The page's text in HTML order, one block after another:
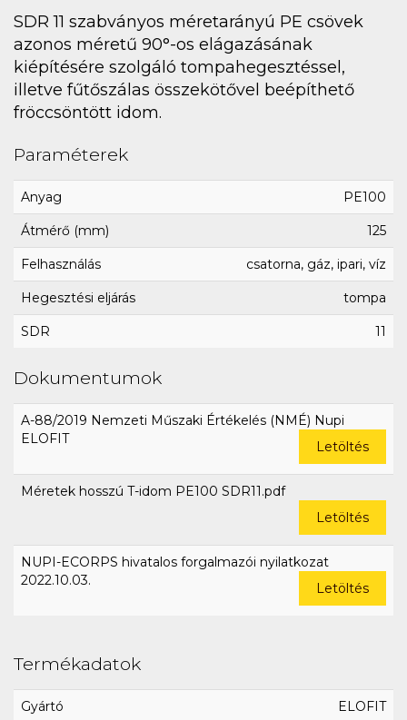
SDR 11 szabványos méretarányú PE csövek
azonos méretű 90°-os elágazásának
kiépítésére szolgáló tompahegesztéssel,
illetve fűtőszálas összekötővel beépíthető
fröccsöntött idom.
Paraméterek
Anyag PE100
Átmérő (mm) 125
Felhasználás csatorna, gáz, ipari, víz
Hegesztési eljárás tompa
SDR 11
Dokumentumok
A-88/2019 Nemzeti Műszaki Értékelés (NMÉ) Nupi
ELOFIT
Letöltés
Méretek hosszú T-idom PE100 SDR11.pdf
Letöltés
NUPI-ECORPS hivatalos forgalmazói nyilatkozat
2022.10.03.
Letöltés
Termékadatok
Gyártó ELOFIT